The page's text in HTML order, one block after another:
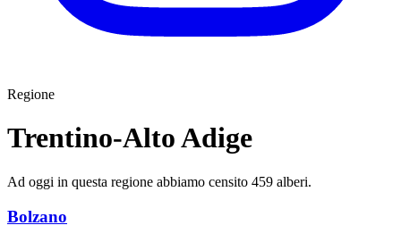
Regione
Trentino-Alto Adige
Ad oggi in questa regione abbiamo censito 459 alberi.
Bolzano